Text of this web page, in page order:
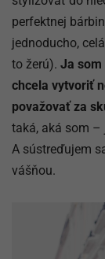
perfektnej
jednoducho,
to žerú). Ja
chcela vytvoriť
považovať za
taká, aká som –
A sústreďujem
vášňou.